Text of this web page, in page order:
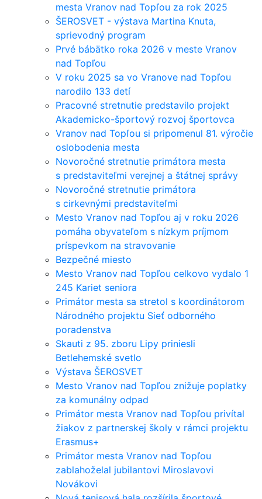
mesta Vranov nad Topľou za rok 2025
ŠEROSVET - výstava Martina Knuta,
sprievodný program
Prvé bábätko roka 2026 v meste Vranov
nad Topľou
V roku 2025 sa vo Vranove nad Topľou
narodilo 133 detí
Pracovné stretnutie predstavilo projekt
Akademicko-športový rozvoj športovca
Vranov nad Topľou si pripomenul 81. výročie
oslobodenia mesta
Novoročné stretnutie primátora mesta
s predstaviteľmi verejnej a štátnej správy
Novoročné stretnutie primátora
s cirkevnými predstaviteľmi
Mesto Vranov nad Topľou aj v roku 2026
pomáha obyvateľom s nízkym príjmom
príspevkom na stravovanie
Bezpečné miesto
Mesto Vranov nad Topľou celkovo vydalo 1
245 Kariet seniora
Primátor mesta sa stretol s koordinátorom
Národného projektu Sieť odborného
poradenstva
Skauti z 95. zboru Lipy priniesli
Betlehemské svetlo
Výstava ŠEROSVET
Mesto Vranov nad Topľou znižuje poplatky
za komunálny odpad
Primátor mesta Vranov nad Topľou privítal
žiakov z partnerskej školy v rámci projektu
Erasmus+
Primátor mesta Vranov nad Topľou
zablahoželal jubilantovi Miroslavovi
Novákovi